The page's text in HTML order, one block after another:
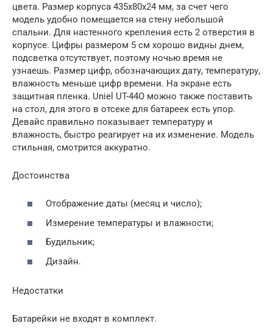
цвета. Размер корпуса 435х80х24 мм, за счет чего
модель удобно помещается на стену небольшой
спальни. Для настенного крепления есть 2 отверстия в
корпусе. Цифры размером 5 см хорошо видны днем,
подсветка отсутствует, поэтому ночью время не
узнаешь. Размер цифр, обозначающих дату, температуру,
влажность меньше цифр времени. На экране есть
защитная пленка. Uniel UT-44O можно также поставить
на стол, для этого в отсеке для батареек есть упор.
Девайс правильно показывает температуру и
влажность, быстро реагирует на их изменение. Модель
стильная, смотрится аккуратно.
Достоинства
Отображение даты (месяц и число);
Измерение температуры и влажности;
Будильник;
Дизайн.
Недостатки
Батарейки не входят в комплект.